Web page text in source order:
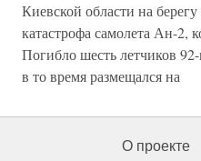
Киевской области на
катастрофа самолета Ан-2,
Погибло шесть летчиков
в то время размещался на
О проекте